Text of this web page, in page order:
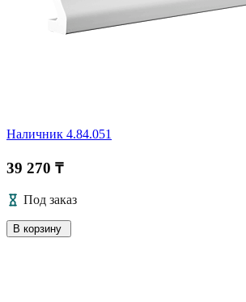
Наличник 4.84.051
39 270 ₸
Под заказ
В корзину